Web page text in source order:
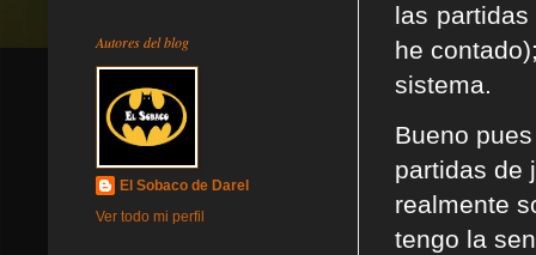
las
he
sistema.
Bueno
partidas de
realmente
tengo la
Autores del blog
El Sobaco de Darel
Ver todo mi perfil